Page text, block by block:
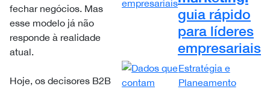
fechar negócios. Mas
esse modelo já não
responde à realidade
atual.
Hoje, os decisores B2B
guia rápido
para líderes
empresariais
Estratégia e
Planeamento